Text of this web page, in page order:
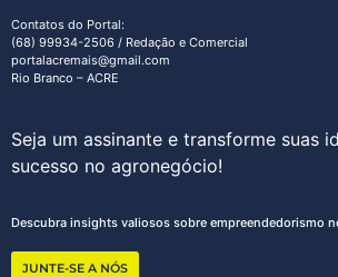
Contatos do Portal:
(68) 99934-2506 / Redação e Comercial
portalacremais@gmail.com
Rio Branco – ACRE
Seja um assinante e transforme suas
sucesso no agronegócio!
Descubra insights valiosos sobre empreendedorismo
JUNTE-SE A NÓS